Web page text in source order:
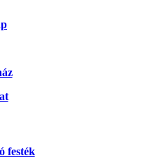
festék